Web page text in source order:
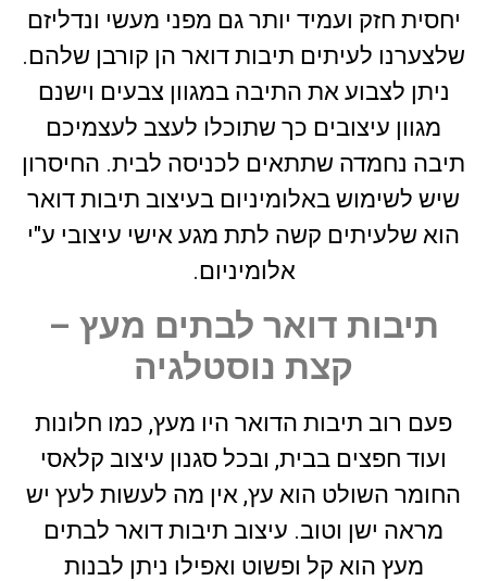
יחסית חזק ועמיד יותר גם מפני מעשי ונדליזם
שלצערנו לעיתים תיבות דואר הן קורבן שלהם.
ניתן לצבוע את התיבה במגוון צבעים וישנם
מגוון עיצובים כך שתוכלו לעצב לעצמיכם
תיבה נחמדה שתתאים לכניסה לבית. החיסרון
שיש לשימוש באלומיניום בעיצוב תיבות דואר
הוא שלעיתים קשה לתת מגע אישי עיצובי ע"י
אלומיניום.
תיבות דואר לבתים מעץ –
קצת נוסטלגיה
פעם רוב תיבות הדואר היו מעץ, כמו חלונות
ועוד חפצים בבית, ובכל סגנון עיצוב קלאסי
החומר השולט הוא עץ, אין מה לעשות לעץ יש
מראה ישן וטוב. עיצוב תיבות דואר לבתים
מעץ הוא קל ופשוט ואפילו ניתן לבנות